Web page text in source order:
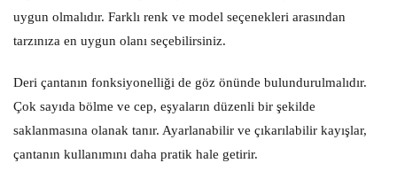
uygun olmalıdır. Farklı renk ve model seçenekleri arasından
tarzınıza en uygun olanı seçebilirsiniz.
Deri çantanın fonksiyonelliği de göz önünde bulundurulmalıdır.
Çok sayıda bölme ve cep, eşyaların düzenli bir şekilde
saklanmasına olanak tanır. Ayarlanabilir ve çıkarılabilir kayışlar,
çantanın kullanımını daha pratik hale getirir.